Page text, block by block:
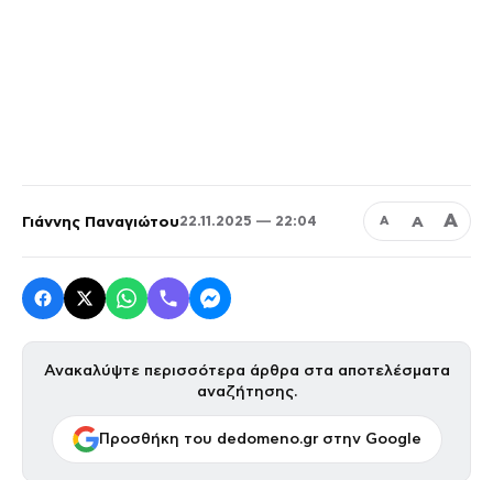
Γιάννης Παναγιώτου22.11.2025 — 22:04 Α Α Α
Ανακαλύψτε περισσότερα άρθρα στα αποτελέσματα
αναζήτησης.
Προσθήκη του dedomeno.gr στην Google